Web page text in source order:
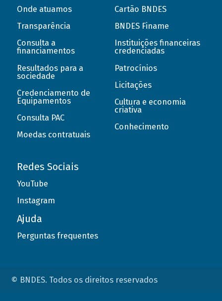
Onde atuamos
Transparência
Consulta a
financiamentos
Resultados para a
sociedade
Credenciamento de
Equipamentos
Consulta PAC
Moedas contratuais
Cartão BNDES
BNDES Finame
Instituições financeiras
credenciadas
Patrocínios
Licitações
Cultura e economia
criativa
Conhecimento
Redes Sociais
YouTube
Instagram
Ajuda
Perguntas frequentes
© BNDES. Todos os direitos reservados